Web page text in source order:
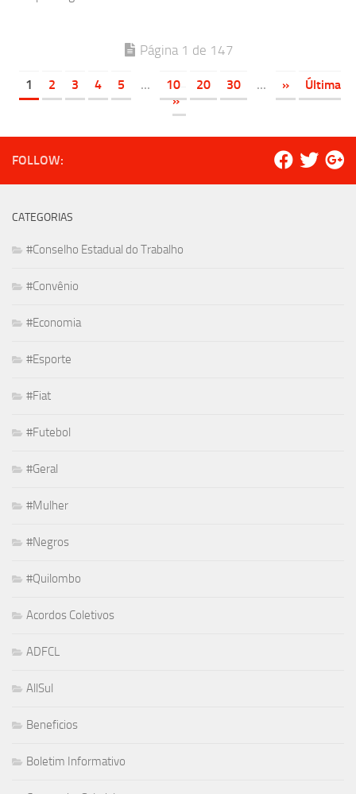
Página 1 de 147
1 2 3 4 5 ... 10 20 30 ... »
Última
»
FOLLOW:
CATEGORIAS
#Conselho Estadual do Trabalho
#Convênio
#Economia
#Esporte
#Fiat
#Futebol
#Geral
#Mulher
#Negros
#Quilombo
Acordos Coletivos
ADFCL
AllSul
Beneficios
Boletim Informativo